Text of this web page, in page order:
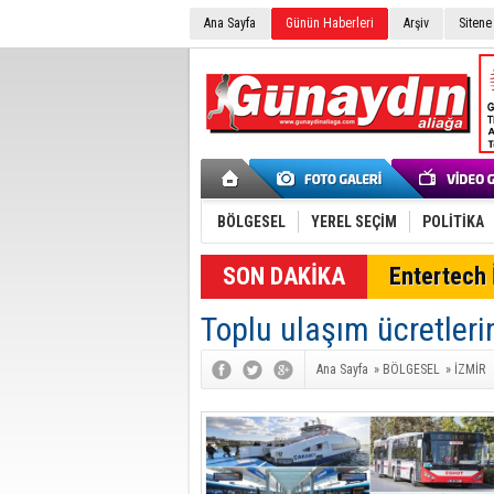
Ana Sayfa Günün Haberleri Arşiv
BÖLGESEL YEREL SEÇİM POLİTİKA
SON DAKİKA Entertech
Toplu ulaşım
Ana Sayfa » BÖLGESEL » İZMİR